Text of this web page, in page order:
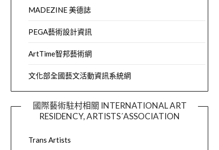
MADEZINE 美德誌
PEGA藝術設計資訊
ArtTime智邦藝術網
文化部全國藝文活動資訊系統網
國際藝術駐村相關 INTERNATIONAL ART
RESIDENCY, ARTISTS´ASSOCIATION
Trans Artists